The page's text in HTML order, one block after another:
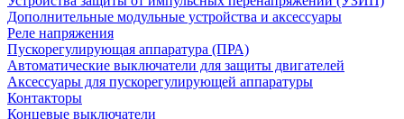
Дополнительные модульные устройства и аксессуары
Реле напряжения
Пускорегулирующая аппаратура (ПРА)
Автоматические выключатели для защиты двигателей
Аксессуары для пускорегулирующей аппаратуры
Контакторы
Концевые выключатели